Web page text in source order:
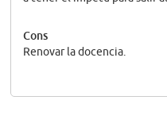
Cons
Renovar la docencia.